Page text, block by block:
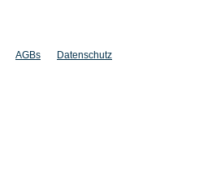
AGBs Datenschutz